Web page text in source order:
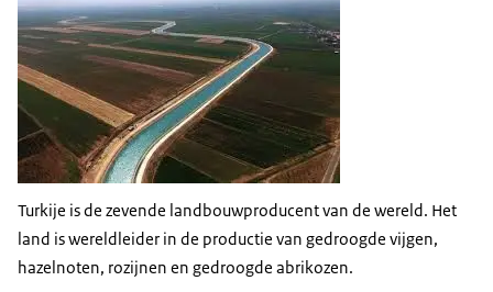
Turkije is de zevende landbouwproducent van de wereld. Het
land is wereldleider in de productie van gedroogde vijgen,
hazelnoten, rozijnen en gedroogde abrikozen.